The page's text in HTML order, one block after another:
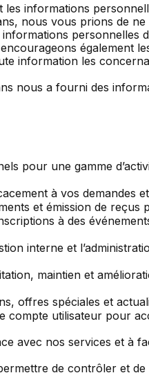
informations
nous vous prions de
personnelles
également
information les
nous a fourni des
pour une gamme
à vos demandes
et émission de
à des
interne et
maintien et
offres spéciales et
compte utilisateur pour
avec nos services et à
de contrôler et